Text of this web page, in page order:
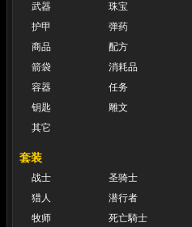
武器
珠宝
护甲
弹药
商品
配方
箭袋
消耗品
容器
任务
钥匙
雕文
其它
套装
战士
圣骑士
猎人
潜行者
牧师
死亡騎士